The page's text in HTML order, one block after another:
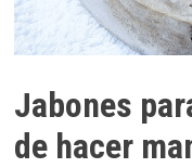
Jabones
de hacer